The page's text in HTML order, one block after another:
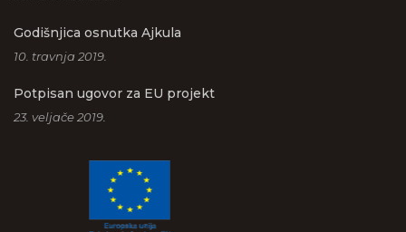
Godišnjica osnutka Ajkula
10. travnja 2019.
Potpisan ugovor za EU projekt
23. veljače 2019.